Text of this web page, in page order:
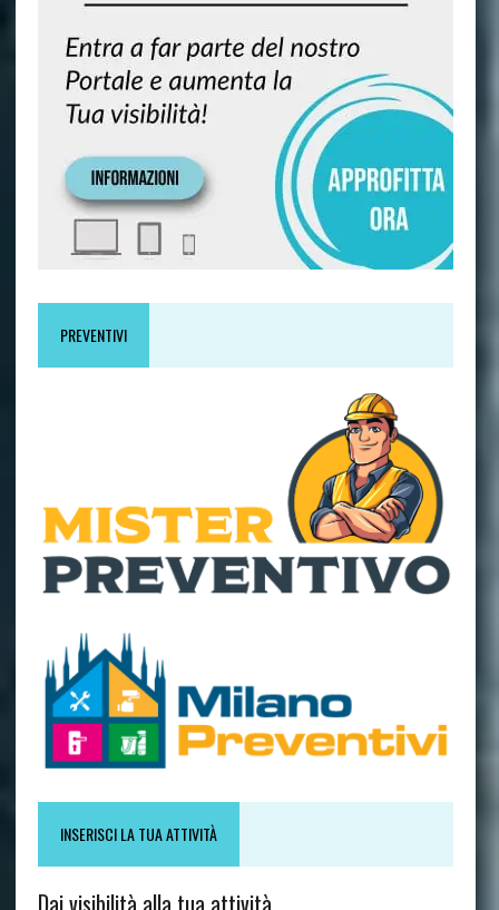
PREVENTIVI
INSERISCI LA TUA ATTIVITÀ
Dai visibilità alla tua attività